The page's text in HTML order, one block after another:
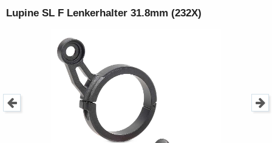
Lupine SL F Lenkerhalter 31.8mm (232X)